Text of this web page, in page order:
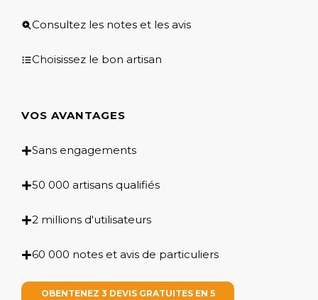
Consultez les notes et les avis
Choisissez le bon artisan
VOS AVANTAGES
Sans engagements
50 000 artisans qualifiés
2 millions d'utilisateurs
60 000 notes et avis de particuliers
OBENTENEZ 3 DEVIS GRATUITES EN 5